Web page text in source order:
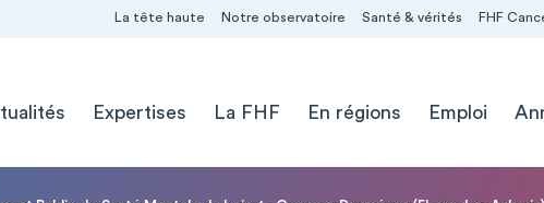
La tête haute Notre observatoire Santé & vérités FHF
Expertises La FHF En régions Emploi